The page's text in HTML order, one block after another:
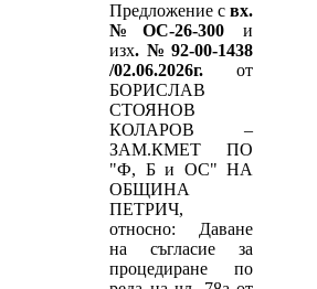
Предложение с вх.
№ОС-26-300и
изх.№92-00-1438
/02.06.2026г. от
БОРИСЛАВ
СТОЯНОВ
КОЛАРОВ –
ЗАМ.КМЕТ ПО
"Ф, Б и ОС" НА
ОБЩИНА
ПЕТРИЧ,
относно: Даване
на съгласие за
процедиране по